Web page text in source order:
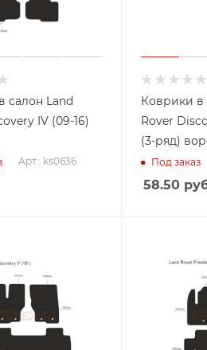
салон Land
IV (09-16)
Арт.: ks0636
Коврики в
Rover
(3-ряд)
Под заказ
58.50